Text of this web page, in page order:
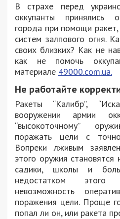
В страхе перед
оккупанты принялись
города при помощи
систем залпового огня.
своих близких? Как не
как не помочь
материале 49000.com.ua.
Не работайте
Ракеты “Калибр”,
вооружении армии
“высокоточному”
поражать цели с
Вопреки лживым
этого оружия
садики, школы и
недостатком этого
невозможность
поражения цели. Проще
попал ли он, или ракета